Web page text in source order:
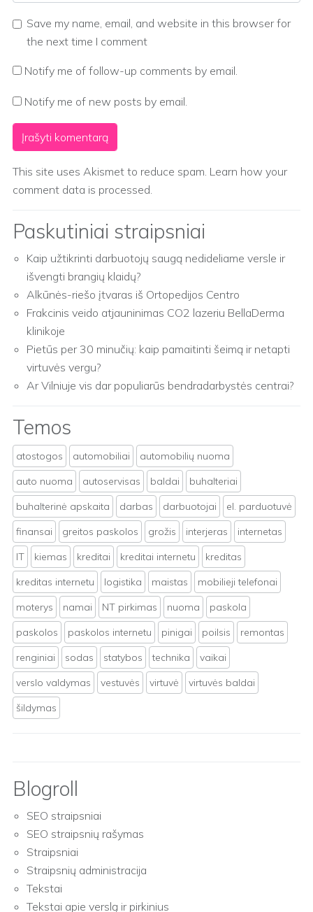
Save my name, email, and website in this browser for
the next time I comment
Notify me of follow-up comments by email.
Notify me of new posts by email.
This site uses Akismet to reduce spam. Learn how your
comment data is processed.
Paskutiniai straipsniai
Kaip užtikrinti darbuotojų saugą nedideliame versle ir
išvengti brangių klaidų?
Alkūnės-riešo įtvaras iš Ortopedijos Centro
Frakcinis veido atjauninimas CO2 lazeriu BellaDerma
klinikoje
Pietūs per 30 minučių: kaip pamaitinti šeimą ir netapti
virtuvės vergu?
Ar Vilniuje vis dar populiarūs bendradarbystės centrai?
Temos
atostogos automobiliai
automobilių nuoma
auto nuoma
autoservisas baldai
buhalteriai
buhalterinė apskaita
darbas darbuotojai
el. parduotuvė
finansai
greitos paskolos grožis interjeras
internetas
IT
kiemas kreditai kreditai internetu
kreditas
kreditas internetu
logistika maistas
mobilieji telefonai
moterys
namai NT pirkimas nuoma
paskola
paskolos
paskolos internetu pinigai poilsis
remontas
renginiai
sodas statybos technika
vaikai
verslo valdymas
vestuvės virtuvė
virtuvės baldai
šildymas
Blogroll
SEO straipsniai
SEO straipsnių rašymas
Straipsniai
Straipsnių administracija
Tekstai
Tekstai apie verslą ir pirkinius